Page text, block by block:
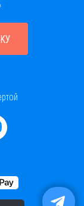
приложение в PlayMarket